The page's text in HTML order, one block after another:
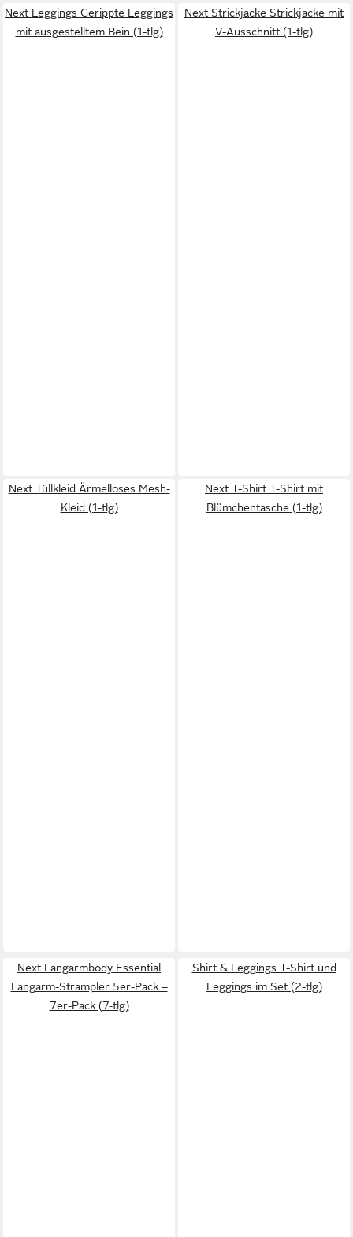
Next Leggings Gerippte Leggings
mit ausgestelltem Bein (1-tlg)
Next Strickjacke Strickjacke mit
V-Ausschnitt (1-tlg)
Next Tüllkleid Ärmelloses Mesh-
Kleid (1-tlg)
Next T-Shirt T-Shirt mit
Blümchentasche (1-tlg)
Next Langarmbody Essential
Langarm-Strampler 5er-Pack –
7er-Pack (7-tlg)
Shirt & Leggings T-Shirt und
Leggings im Set (2-tlg)